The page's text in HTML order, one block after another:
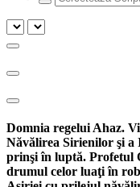
Domnia regelui Ahaz.
Năvălirea Sirienilor şi
prinşi în luptă. Profetul
drumul celor luaţi în